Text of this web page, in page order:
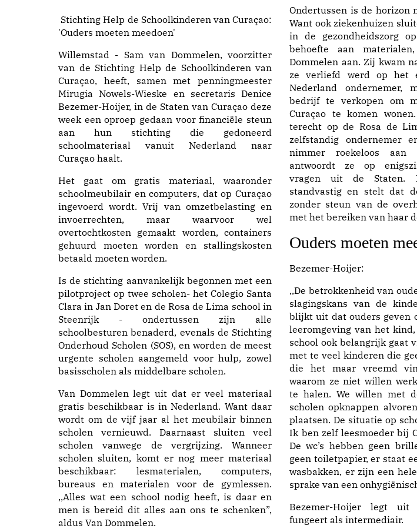
Stichting Help de Schoolkinderen van Curaçao:
'Ouders moeten meedoen'
Willemstad - Sam van Dommelen, voorzitter
van de Stichting Help de Schoolkinderen van
Curaçao, heeft, samen met penningmeester
Mirugia Nowels-Wieske en secretaris Denice
Bezemer-Hoijer, in de Staten van Curaçao deze
week een oproep gedaan voor financiële steun
aan hun stichting die gedoneerd
schoolmateriaal vanuit Nederland naar
Curaçao haalt.
Het gaat om gratis materiaal, waaronder
schoolmeubilair en computers, dat op Curaçao
ingevoerd wordt. Vrij van omzetbelasting en
invoerrechten, maar waarvoor wel
overtochtkosten gemaakt worden, containers
gehuurd moeten worden en stallingskosten
betaald moeten worden.
Is de stichting aanvankelijk begonnen met een
pilotproject op twee scholen- het Colegio Santa
Clara in Jan Doret en de Rosa de Lima school in
Steenrijk - ondertussen zijn alle
schoolbesturen benaderd, evenals de Stichting
Onderhoud Scholen (SOS), en worden de meest
urgente scholen aangemeld voor hulp, zowel
basisscholen als middelbare scholen.
Van Dommelen legt uit dat er veel materiaal
gratis beschikbaar is in Nederland. Want daar
wordt om de vijf jaar al het meubilair binnen
scholen vernieuwd. Daarnaast sluiten veel
scholen vanwege de vergrijzing. Wanneer
scholen sluiten, komt er nog meer materiaal
beschikbaar: lesmaterialen, computers,
bureaus en materialen voor de gymlessen.
,,Alles wat een school nodig heeft, is daar en
men is bereid dit alles aan ons te schenken”,
aldus Van Dommelen.
Ondertussen is de horizon
Want ook ziekenhuizen
in de gezondheidszorg
behoefte aan
Dommelen aan. Zij kwam
ze verliefd werd op het
Nederland ondernemer,
bedrijf te verkopen om
Curaçao te komen
terecht op de Rosa de
zelfstandig ondernemer
nimmer roekeloos aan
antwoordt ze op
vragen uit de Staten.
standvastig en stelt dat
zonder steun van de
met het bereiken van haar
Ouders moeten
Bezemer-Hoijer:
,,De betrokkenheid van
slagingskans van de
blijkt uit dat ouders geven
leeromgeving van het
school ook belangrijk gaat
met te veel kinderen die
die het maar vreemd
waarom ze niet willen
te halen. We willen met
scholen opknappen
plaatsen. De situatie op
Ik ben zelf leesmoeder bij
De wc’s hebben geen
geen toiletpapier, er staat
wasbakken, er zijn een
sprake van een
Bezemer-Hoijer legt
fungeert als intermediair.